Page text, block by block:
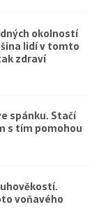
okolností
lidí v tomto
zdraví
spánku. Stačí
s tím pomohou
voňavého